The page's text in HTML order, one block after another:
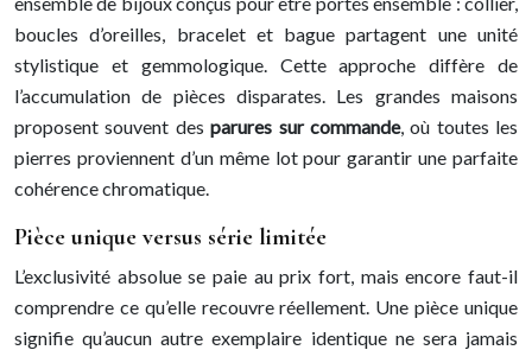
boucles d’oreilles, bracelet et bague partagent une unité
stylistique et gemmologique. Cette approche diffère de
l’accumulation de pièces disparates. Les grandes maisons
proposent souvent desparures sur commande, où toutes les
pierres proviennent d’un même lot pour garantir une parfaite
cohérence chromatique.
Pièce unique versus série limitée
L’exclusivité absolue se paie au prix fort, mais encore faut-il
comprendre ce qu’elle recouvre réellement. Une pièce unique
signifie qu’aucun autre exemplaire identique ne sera jamais